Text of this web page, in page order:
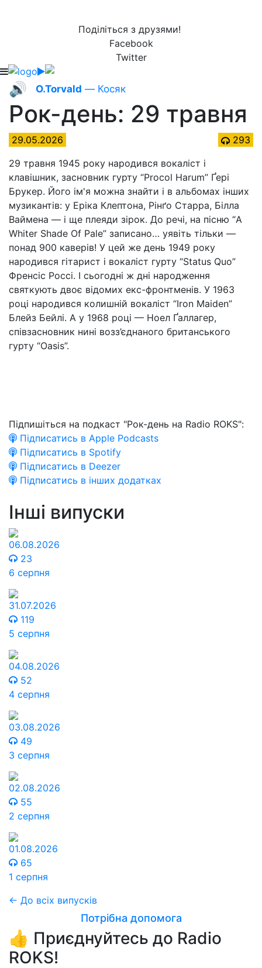
Поділіться з друзями!
Facebook
Twitter
🔊 O.Torvald — Косяк
Рок-день: 29 травня
29.05.2026
293
29 травня 1945 року народився вокаліст і
клавішник, засновник гурту “Procol Harum” Ґері
Брукер. Його ім'я можна знайти і в альбомах інших
музикантів: у Еріка Клептона, Рінґо Старра, Білла
Ваймена — і ще плеяди зірок. До речі, на пісню “A
Whiter Shade Of Pale” записано… уявіть тільки —
понад 900 каверів! У цей же день 1949 року
народився гітарист і вокаліст гурту “Status Quo”
Френсіс Россі. І сьогодні ж дні народження
святкують двоє відомих екс-фронтменів. У 1963
році народився колишній вокаліст “Iron Maiden”
Блейз Бейлі. А у 1968 році — Ноел Ґаллагер,
співзасновник нині возз’єднаного британського
гурту “Oasis”.
Підпишіться на подкаст "Рок-день на Radio ROKS":
Підписатись в Apple Podcasts
Підписатись в Spotify
Підписатись в Deezer
Підписатись в інших додатках
Інші випуски
06.08.2026
23
6 серпня
31.07.2026
119
5 серпня
04.08.2026
52
4 серпня
03.08.2026
49
3 серпня
02.08.2026
55
2 серпня
01.08.2026
65
1 серпня
← До всіх випусків
Потрібна допомога
👍 Приєднуйтесь до Radio
ROKS!